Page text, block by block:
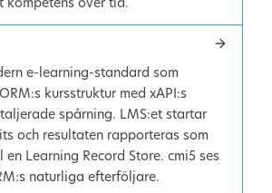
e-learning-standard som
kursstruktur med xAPI:s
spårning. LMS:et startar
och resultaten rapporteras som
Learning Record Store. cmi5 ses
naturliga efterföljare.